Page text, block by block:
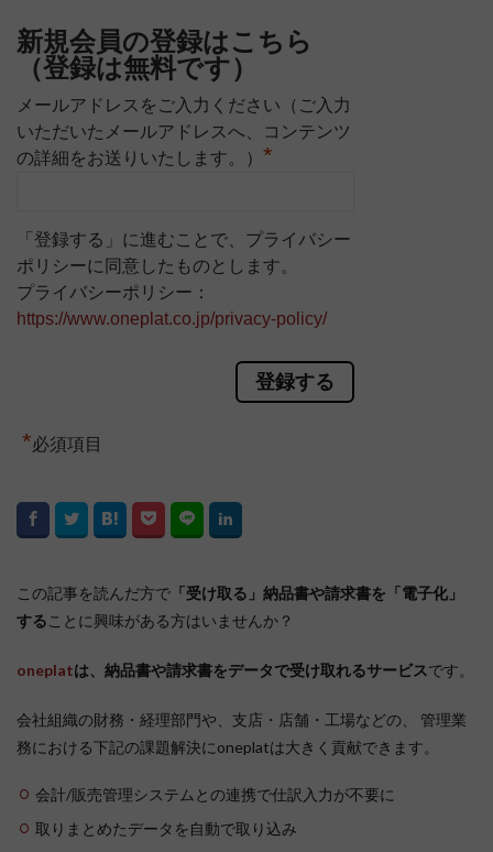
新規会員の登録はこちら
（登録は無料です）
メールアドレスをご入力ください（ご入力
いただいたメールアドレスへ、コンテンツ
の詳細をお送りいたします。） *
「登録する」に進むことで、プライバシー
ポリシーに同意したものとします。
プライバシーポリシー：
https://www.oneplat.co.jp/privacy-policy/
*必須項目
この記事を読んだ方で 「受け取る」納品書や請求書を「電子化」
する ことに興味がある方はいませんか？
oneplatは、納品書や請求書をデータで受け取れるサービスです。
会社組織の財務・経理部門や、支店・店舗・工場などの、 管理業
務における下記の課題解決にoneplatは大きく貢献できます。
会計/販売管理システムとの連携で仕訳入力が不要に
取りまとめたデータを自動で取り込み